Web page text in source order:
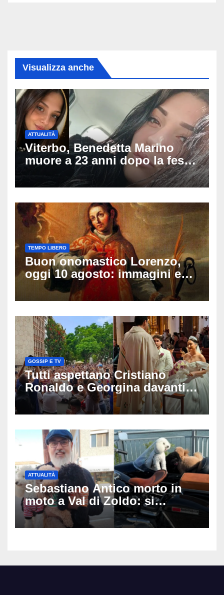
Visualizza anche
ATTUALITÀ
Viterbo, Benedetta Marino
muore a 23 anni dopo la festa
di compleanno: trovata senza
vita nell’ex consorzio, è giallo
TEMPO LIBERO
Buon onomastico Lorenzo,
oggi 10 agosto: immagini e
gif di auguri da condividere
sui social
GOSSIP E TV
Tutti aspettano Cristiano
Ronaldo e Georgina davanti
alla cattedrale: ma il
matrimonio era di un’altra
ATTUALITÀ
Sebastiano Antico morto in
moto a Val di Zoldo: si
schianta con il sidecar, salvi i
due cagnolini